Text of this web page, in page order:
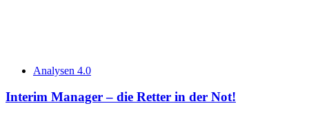
Analysen 4.0
Interim Manager – die Retter in der Not!